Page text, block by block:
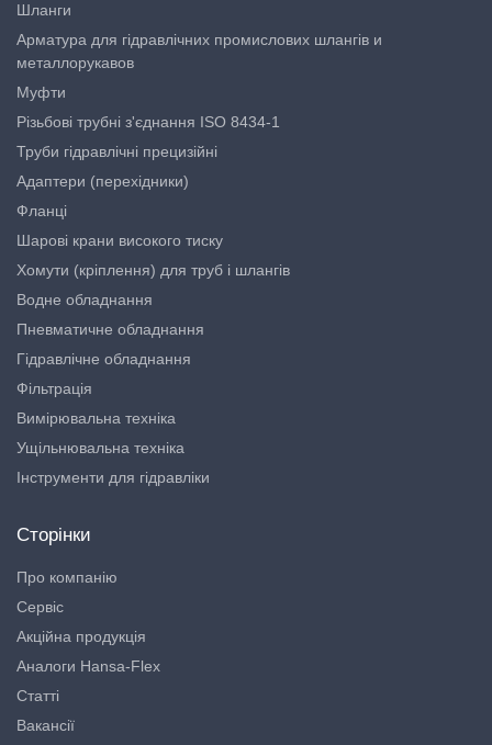
Шланги
Арматура для гідравлічних промислових шлангів и
металлорукавов
Муфти
Різьбові трубні з'єднання ISO 8434-1
Труби гідравлічні прецизійні
Адаптери (перехідники)
Фланці
Шарові крани високого тиску
Хомути (кріплення) для труб і шлангів
Водне обладнання
Пневматичне обладнання
Гідравлічне обладнання
Фільтрація
Вимірювальна техніка
Ущільнювальна техніка
Інструменти для гідравліки
Сторінки
Про компанію
Сервіс
Акційна продукція
Аналоги Hansa-Flex
Статті
Вакансії